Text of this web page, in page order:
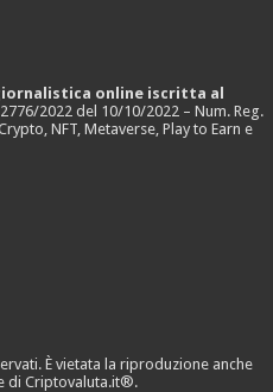
online iscritta al
2022 del 10/10/2022 – Num. Reg.
NFT, Metaverse, Play to Earn e
È vietata la riproduzione anche
di Criptovaluta.it®.